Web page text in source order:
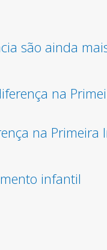
são ainda
na
na Primeira
infantil